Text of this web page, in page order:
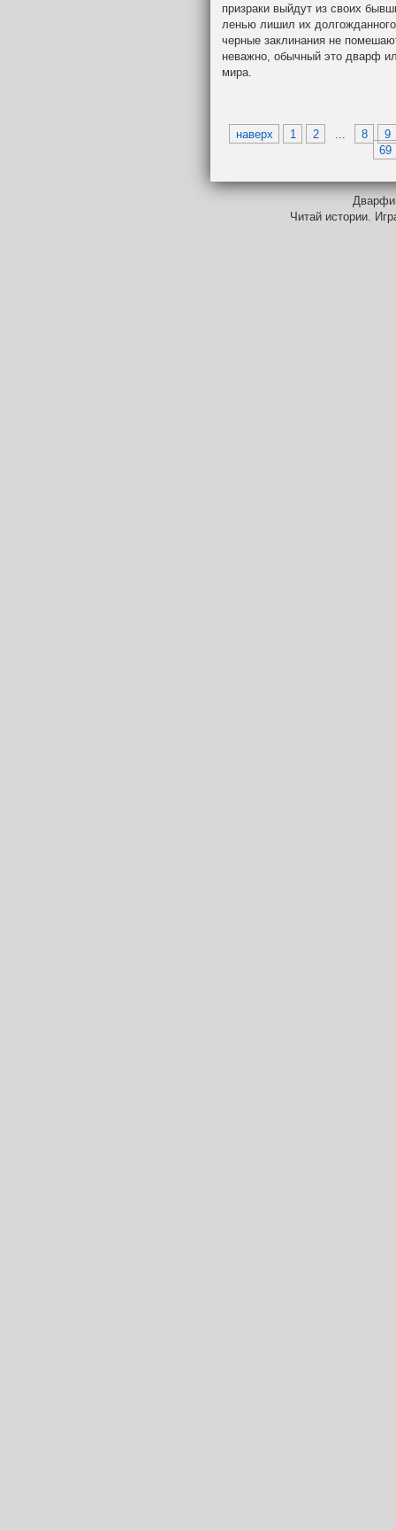
призраки выйдут из своих
ленью лишил их долгожданного
черные заклинания не
неважно, обычный это дварф
мира.
наверх 1 2 8
9
69
Читай истории.